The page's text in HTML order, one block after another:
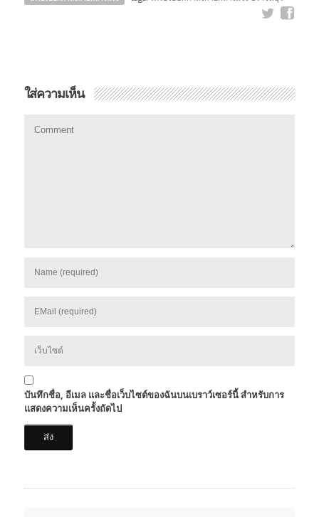
ใส่ความเห็น
บันทึกชื่อ, อีเมล และชื่อเว็บไซต์ของฉันบนเบราว์เซอร์นี้ สำหรับการ
แสดงความเห็นครั้งถัดไป